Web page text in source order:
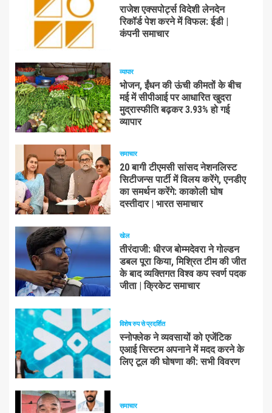
राजेश एक्सपोर्ट्स विदेशी लेनदेन
रिकॉर्ड पेश करने में विफल: ईडी |
कंपनी समाचार
व्यापार
भोजन, ईंधन की ऊंची कीमतों के बीच
मई में सीपीआई पर आधारित खुदरा
मुद्रास्फीति बढ़कर 3.93% हो गई
व्यापार
समाचार
20 बागी टीएमसी सांसद नेशनलिस्ट
सिटीजन्स पार्टी में विलय करेंगे, एनडीए
का समर्थन करेंगे: काकोली घोष
दस्तीदार | भारत समाचार
खेल
तीरंदाजी: धीरज बोम्मदेवरा ने गोल्डन
डबल पूरा किया, मिश्रित टीम की जीत
के बाद व्यक्तिगत विश्व कप स्वर्ण पदक
जीता | क्रिकेट समाचार
विशेष रुप से प्रदर्शित
स्नोफ्लेक ने व्यवसायों को एजेंटिक
एआई सिस्टम अपनाने में मदद करने के
लिए टूल की घोषणा की: सभी विवरण
समाचार